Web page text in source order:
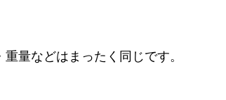
量などはまったく同じです。